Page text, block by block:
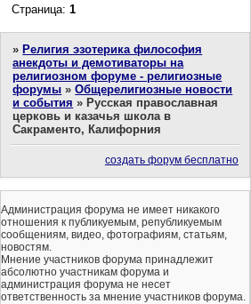
Страница:1
» Религия эзотерика философия
анекдоты и демотиваторы на
религиозном форуме - религиозные
форумы »Общерелигиозные новости
и события » Русская православная
церковь и казачья школа в
Сакраменто, Калифорния
создать форум бесплатно
Администрация форума не имеет никакого
отношения к публикуемым, републикуемым
сообщениям, видео, фотографиям, статьям,
новостям.
Мнение участников форума принадлежит
абсолютно участникам форума и
администрация форума не несет
ответственность за мнение участников форума.